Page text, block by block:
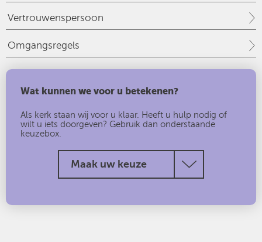
Vertrouwenspersoon
Omgangsregels
Wat kunnen we voor u betekenen?
Als kerk staan wij voor u klaar. Heeft u hulp nodig of
wilt u iets doorgeven? Gebruik dan onderstaande
keuzebox.
Maak uw keuze